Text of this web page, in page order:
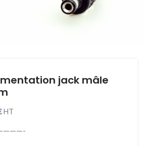
jack mâle
HT